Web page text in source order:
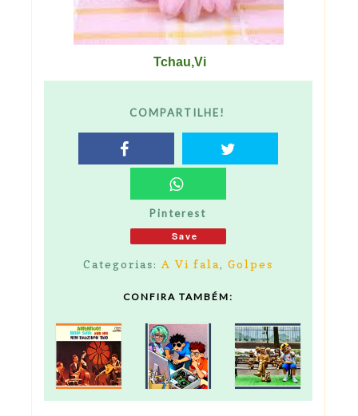
Tchau,Vi
COMPARTILHE!
Pinterest
Save
Categorias: A Vi fala, Golpes
CONFIRA TAMBÉM: